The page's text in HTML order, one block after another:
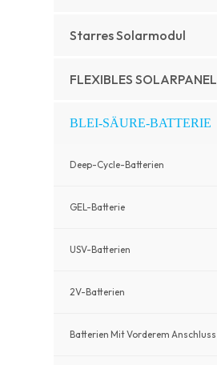
Starres Solarmodul
FLEXIBLES SOLARPANEL
BLEI-SÄURE-BATTERIE
Deep-Cycle-Batterien
GEL-Batterie
USV-Batterien
2V-Batterien
Batterien Mit Vorderem Anschluss